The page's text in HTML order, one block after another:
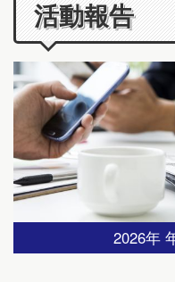
活動報告
2026年